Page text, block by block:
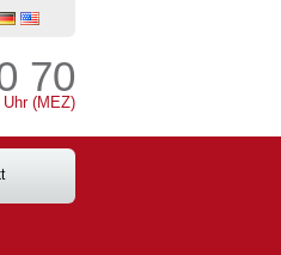
70
(MEZ)